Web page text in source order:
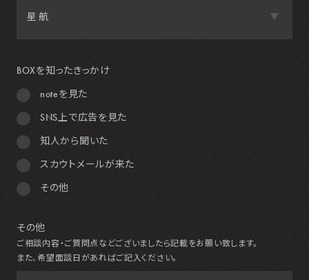
BOXを知ったきっかけ
noteを見た
SNS上で広告を見た
知人から聞いた
スカウトメールが来た
その他
その他
ご相談内容・ご質問点などございましたら記載をお願い致します。
また、希望面談日があればご記入ください。